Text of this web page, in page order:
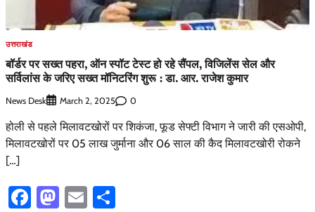
उत्तराखंड
बॉर्डर पर सख्त पहरा, ऑन स्पॉट टेस्ट हो रहे सैंपल, विजिलेंस सेल और
सर्विलांस के जरिए सख्त मॉनिटरिंग शुरू : डा. आर. राजेश कुमार
News Desk March 2, 2025 0
होली से पहले मिलावटखोरों पर शिकंजा, फूड सेफ्टी विभाग ने जारी की एसओपी,
मिलावटखोरों पर 05 लाख जुर्माना और 06 साल की कैद मिलावटखोरी रोकने
[…]
Facebook
Mastodon
Email